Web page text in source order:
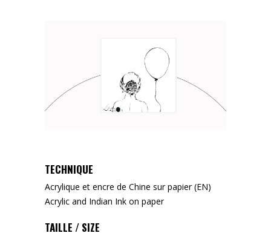
TECHNIQUE
Acrylique et encre de Chine sur papier (EN)
Acrylic and Indian Ink on paper
TAILLE / SIZE